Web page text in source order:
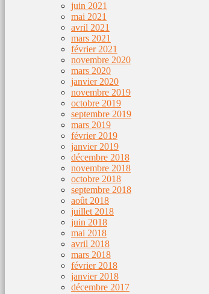
juin 2021
mai 2021
avril 2021
mars 2021
février 2021
novembre 2020
mars 2020
janvier 2020
novembre 2019
octobre 2019
septembre 2019
mars 2019
février 2019
janvier 2019
décembre 2018
novembre 2018
octobre 2018
septembre 2018
août 2018
juillet 2018
juin 2018
mai 2018
avril 2018
mars 2018
février 2018
janvier 2018
décembre 2017